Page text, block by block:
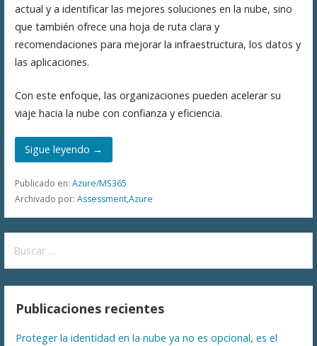
actual y a identificar las mejores soluciones en la nube, sino
que también ofrece una hoja de ruta clara y
recomendaciones para mejorar la infraestructura, los datos y
las aplicaciones.
Con este enfoque, las organizaciones pueden acelerar su
viaje hacia la nube con confianza y eficiencia.
Sigue leyendo →
Publicado en: Azure/MS365
Archivado por: Assessment,Azure
Publicaciones recientes
Proteger la identidad en la nube ya no es opcional, es el